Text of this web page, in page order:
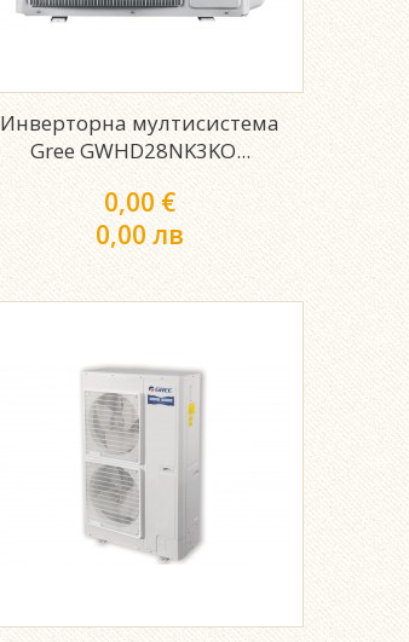
Инверторна мултисистема
Gree GWHD28NK3KO...
0,00 €
0,00 лв